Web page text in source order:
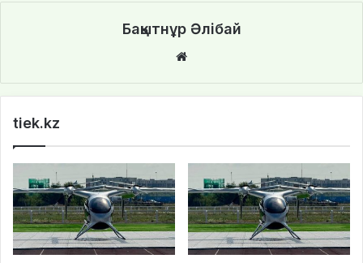
Бақытнұр Әлібай
te
tiek.kz